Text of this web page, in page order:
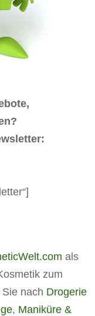
als
zum
nach Drogerie
, Maniküre &